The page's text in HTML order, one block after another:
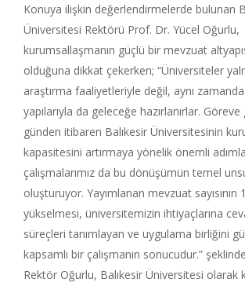
Konuya ilişkin değerlendirmelerde bulunan
Üniversitesi Rektörü Prof. Dr. Yücel Oğurlu,
kurumsallaşmanın güçlü bir mevzuat
olduğuna dikkat çekerken; “Üniversiteler
araştırma faaliyetleriyle değil, aynı
yapılarıyla da geleceğe hazırlanırlar.
günden itibaren Balıkesir Üniversitesinin
kapasitesini artırmaya yönelik önemli
çalışmalarımız da bu dönüşümün temel
oluşturuyor. Yayımlanan mevzuat sayısının
yükselmesi, üniversitemizin ihtiyaçlarına
süreçleri tanımlayan ve uygulama birliğini
kapsamlı bir çalışmanın sonucudur.”
Rektör Oğurlu, Balıkesir Üniversitesi olarak